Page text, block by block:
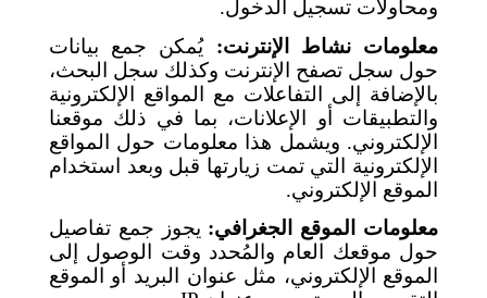
ومحاولات تسجيل الدخول.
معلومات نشاط الإنترنت: يُمكن
جمع بيانات
حول سجل تصفح الإنترنت وكذلك سجل البحث،
بالإضافة إلى التفاعلات مع المواقع الإلكترونية
والتطبيقات أو الإعلانات، بما في ذلك موقعنا
الإلكتروني. ويشمل هذا معلومات حول المواقع
الإلكترونية التي تمت زيارتها قبل وبعد استخدام
الموقع الإلكتروني.
معلومات الموقع الجغرافي: يجوز جمع تفاصيل
حول موقعك العام والمُحدد وقت الوصول إلى
الموقع الإلكتروني، مثل عنوان البريد أو الموقع